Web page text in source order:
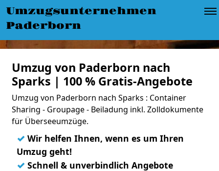
Umzugsunternehmen
Paderborn
Umzug von Paderborn nach
Sparks | 100 % Gratis-Angebote
Umzug von Paderborn nach Sparks : Container
Sharing - Groupage - Beiladung inkl. Zolldokumente
für Überseeumzüge.
✓ Wir helfen Ihnen, wenn es um Ihren
Umzug geht!
✓ Schnell & unverbindlich Angebote